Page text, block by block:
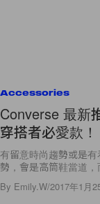
Accessories
Converse 最新
穿搭者必愛款！
有留意時尚趨勢或是
勢，會是高筒鞋當道
By Emily.W/2017年1月